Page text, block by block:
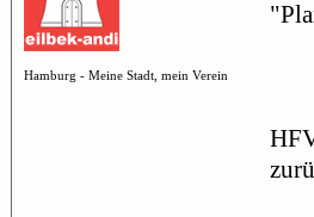
Hamburg - Meine Stadt, mein Verein